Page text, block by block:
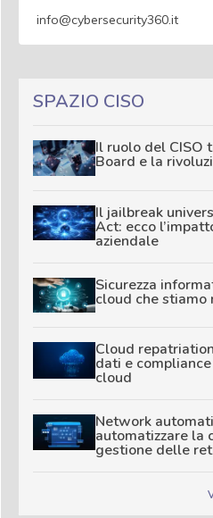
info@cybersecurity360.it
SPAZIO CISO
Il ruolo del CISO
Board e la
Il jailbreak
Act: ecco
aziendale
Sicurezza
cloud che stiamo
Cloud
dati e
cloud
Network
automatizzare la
gestione delle